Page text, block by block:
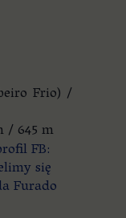
Frio) /
/ 645 m
FB:
się
Furado